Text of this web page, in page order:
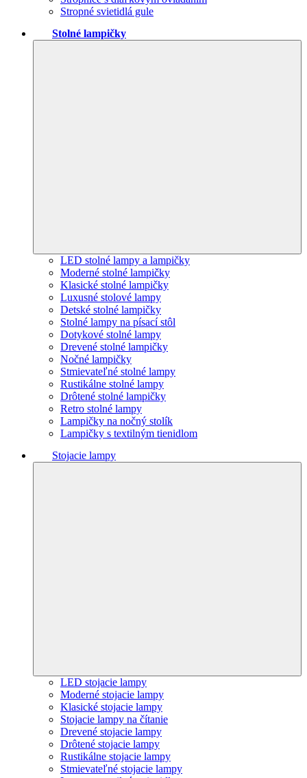
Stropné svietidlá gule
Stolné lampičky
LED stolné lampy a lampičky
Moderné stolné lampičky
Klasické stolné lampičky
Luxusné stolové lampy
Detské stolné lampičky
Stolné lampy na písací stôl
Dotykové stolné lampy
Drevené stolné lampičky
Nočné lampičky
Stmievateľné stolné lampy
Rustikálne stolné lampy
Drôtené stolné lampičky
Retro stolné lampy
Lampičky na nočný stolík
Lampičky s textilným tienidlom
Stojacie lampy
LED stojacie lampy
Moderné stojacie lampy
Klasické stojacie lampy
Stojacie lampy na čítanie
Drevené stojacie lampy
Drôtené stojacie lampy
Rustikálne stojacie lampy
Stmievateľné stojacie lampy